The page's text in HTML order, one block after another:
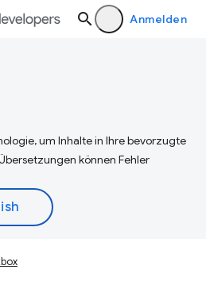
Anmelden
um Inhalte in Ihre bevorzugte
können Fehler